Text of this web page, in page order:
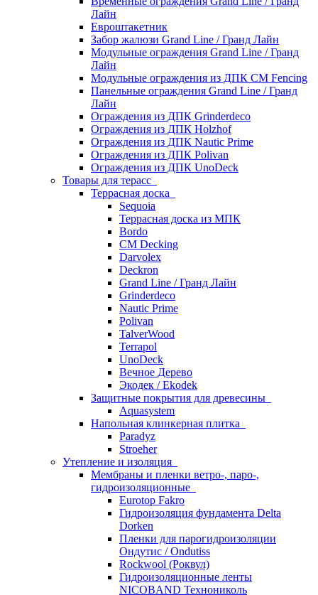
Лайн
Евроштакетник
Забор жалюзи Grand Line / Гранд Лайн
Модульные ограждения Grand Line / Гранд
Лайн
Модульные ограждения из ДПК CM Fencing
Панельные ограждения Grand Line / Гранд
Лайн
Ограждения из ДПК Grinderdeco
Ограждения из ДПК Holzhof
Ограждения из ДПК Nautic Prime
Ограждения из ДПК Polivan
Ограждения из ДПК UnoDeck
Товары для терасс
Террасная доска
Sequoia
Террасная доска из МПК
Bordo
CM Decking
Darvolex
Deckron
Grand Line / Гранд Лайн
Grinderdeco
Nautic Prime
Polivan
TalverWood
Terrapol
UnoDeck
Вечное Дерево
Экодек / Ekodek
Защитные покрытия для древесины
Aquasystem
Напольная клинкерная плитка
Paradyz
Stroeher
Утепление и изоляция
Мембраны и пленки ветро-, паро-,
гидроизоляционные
Eurotop Fakro
Гидроизоляция фундамента Delta
Dorken
Пленки для парогидроизоляции
Ондутис / Ondutiss
Rockwool (Роквул)
Гидроизоляционные ленты
NICOBAND Технониколь